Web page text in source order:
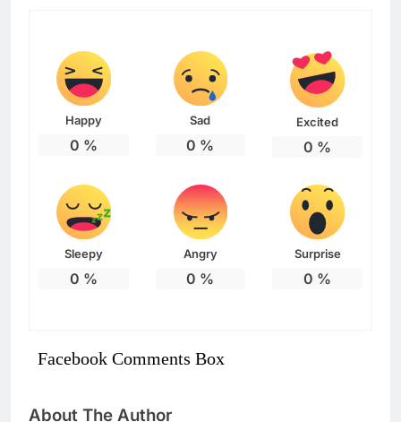
Happy
0 %
Sad
0 %
Excited
0 %
Sleepy
0 %
Angry
0 %
Surprise
0 %
Facebook Comments Box
About The Author